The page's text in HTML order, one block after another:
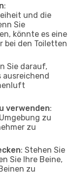
:
und die
Sie
könnte es eine
bei den Toiletten
Sie darauf,
ausreichend
verwenden:
zu
zu
: Stehen Sie
Sie Ihre Beine,
zu